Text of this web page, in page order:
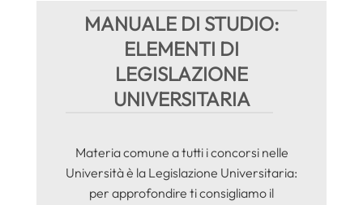
MANUALE DI STUDIO:
ELEMENTI DI
LEGISLAZIONE
UNIVERSITARIA
Materia comune a tutti i concorsi nelle
Università è la Legislazione Universitaria:
per approfondire ti consigliamo il